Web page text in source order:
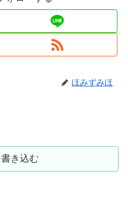
ほみずみほ
き込む